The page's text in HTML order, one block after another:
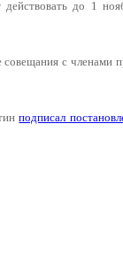
до 1
с членами
подписал